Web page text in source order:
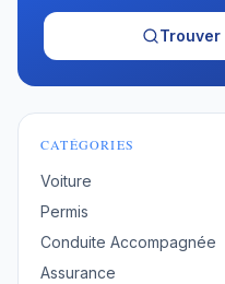
CATÉGORIES
Voiture
Permis
Conduite Accompagnée
Assurance